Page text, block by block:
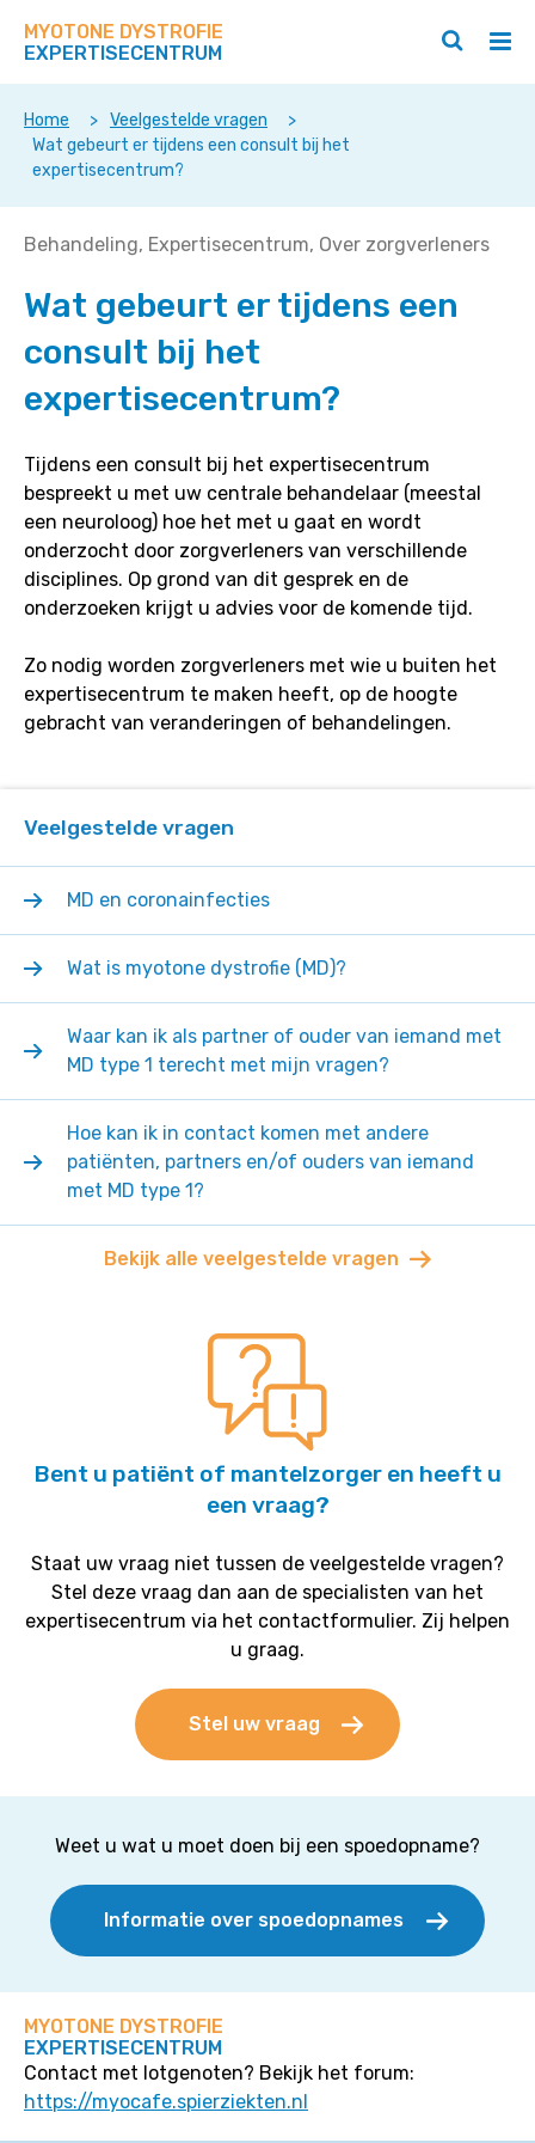
direct
op
deze
MYOTONE DYSTROFIE
EXPERTISECENTRUM
/
Zoeken
/
Home > Veelgestelde vragen
>
Wat gebeurt er tijdens een consult bij het
expertisecentrum?
Wat
er
een
consult
bij
expertisecentrum?
Behandeling Expertisecentrum Over zorgverleners
Wat gebeurt er tijdens een
consult bij het
expertisecentrum?
Tijdens een consult bij het expertisecentrum
bespreekt u met uw centrale behandelaar (meestal
een neuroloog) hoe het met u gaat en wordt
onderzocht door zorgverleners van verschillende
disciplines. Op grond van dit gesprek en de
onderzoeken krijgt u advies voor de komende tijd.
Zo nodig worden zorgverleners met wie u buiten het
expertisecentrum te maken heeft, op de hoogte
gebracht van veranderingen of behandelingen.
Veelgestelde vragen
MD en coronainfecties
Wat is myotone dystrofie (MD)?
Waar kan ik als partner of ouder van iemand met
MD type 1 terecht met mijn vragen?
Hoe kan ik in contact komen met andere
patiënten, partners en/of ouders van iemand
met MD type 1?
Bekijk alle veelgestelde vragen
Bent u patiënt of mantelzorger en heeft u
een vraag?
Staat uw vraag niet tussen de veelgestelde vragen?
Stel deze vraag dan aan de specialisten van het
expertisecentrum via het contactformulier. Zij helpen
u graag.
Stel uw vraag
Weet u wat u moet doen bij een spoedopname?
Informatie over spoedopnames
MYOTONE DYSTROFIE
EXPERTISECENTRUM
Contact met lotgenoten? Bekijk het forum:
https://myocafe.spierziekten.nl